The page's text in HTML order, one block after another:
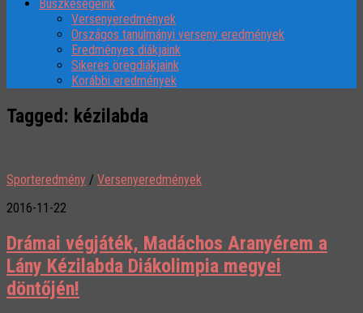
Büszkeségeink
Versenyeredmények
Országos tanulmányi verseny eredmények
Eredményes diákjaink
Sikeres öregdiákjaink
Korábbi eredmények
Tagged: kézilabda
Sporteredmény / Versenyeredmények
2016-11-22
Drámai végjáték, Madáchos Aranyérem a
Lány Kézilabda Diákolimpia megyei
döntőjén!